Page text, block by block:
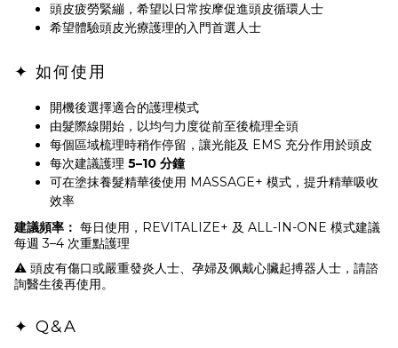
頭皮疲勞緊繃，希望以日常按摩促進頭皮循環人士
希望體驗頭皮光療護理的入門首選人士
✦ 如何使用
開機後選擇適合的護理模式
由髮際線開始，以均勻力度從前至後梳理全頭
每個區域梳理時稍作停留，讓光能及 EMS 充分作用於頭皮
每次建議護理 5–10 分鐘
可在塗抹養髮精華後使用 MASSAGE+ 模式，提升精華吸收
效率
建議頻率： 每日使用，REVITALIZE+ 及 ALL-IN-ONE 模式建議
每週 3–4 次重點護理
⚠️ 頭皮有傷口或嚴重發炎人士、孕婦及佩戴心臟起搏器人士，請諮
詢醫生後再使用。
✦ Q&A